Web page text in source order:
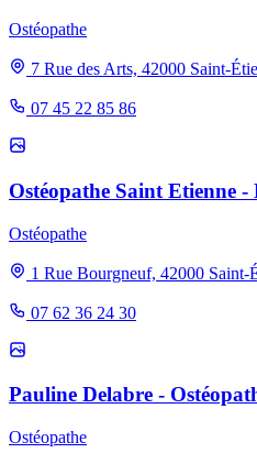
Ostéopathe
7 Rue des Arts, 42000 Saint-
07 45 22 85 86
Ostéopathe Saint Etienne
Ostéopathe
1 Rue Bourgneuf, 42000 Saint-
07 62 36 24 30
Pauline Delabre -
Ostéopathe